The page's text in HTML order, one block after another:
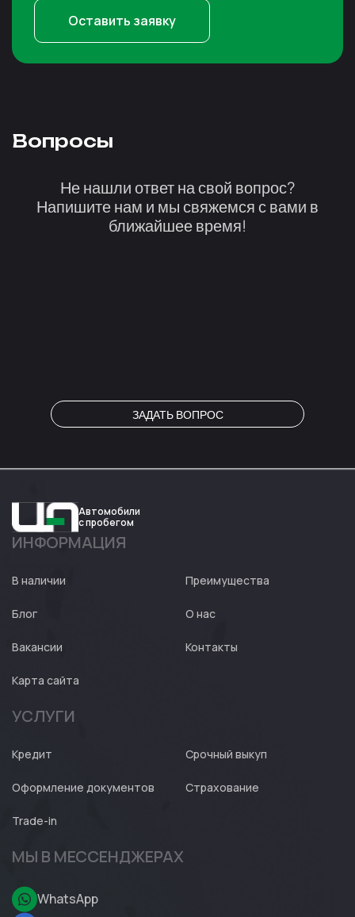
Оставить заявку
Вопросы
Не нашли ответ на свой вопрос?
Напишите нам и мы свяжемся с вами в
ближайшее время!
ЗАДАТЬ ВОПРОС
Авто
Автомобили
с пробегом
ИНФОРМАЦИЯ
В наличии Преимущества
Блог О нас
Вакансии Контакты
Карта сайта
УСЛУГИ
Кредит Срочный выкуп
Оформление документов Страхование
Trade-in
МЫ В МЕССЕНДЖЕРАХ
WhatsApp